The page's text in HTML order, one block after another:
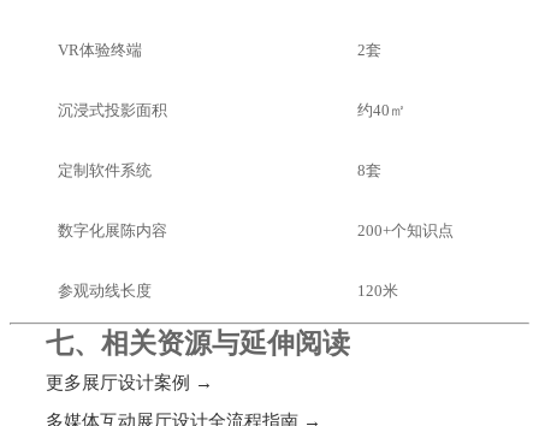
VR体验终端 2套
沉浸式投影面积 约40㎡
定制软件系统 8套
数字化展陈内容 200+个知识点
参观动线长度 120米
七、相关资源与延伸阅读
更多展厅设计案例 →
多媒体互动展厅设计全流程指南 →